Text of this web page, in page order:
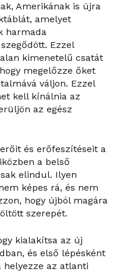
Amerikának is újra
amelyet
harmada
Ezzel
kimenetelű csatát
megelőzze őket
váljon. Ezzel
kell kínálnia az
az egész
és erőfeszítéseit a
a belső
elindul. Ilyen
képes rá, és nem
hogy újból magára
szerepét.
kialakítsa az új
és első lépésként
helyezze az atlanti